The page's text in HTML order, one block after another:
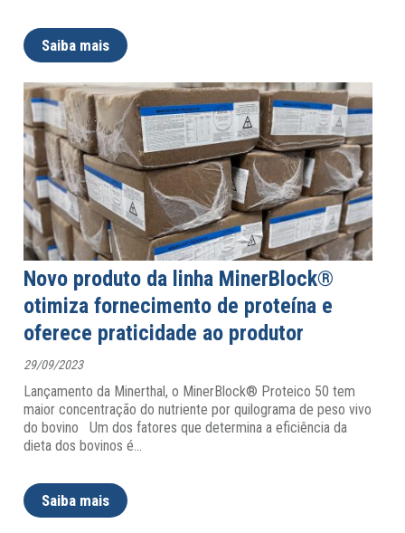
Saiba mais
Novo produto da linha MinerBlock®
otimiza fornecimento de proteína e
oferece praticidade ao produtor
29/09/2023
Lançamento da Minerthal, o MinerBlock® Proteico 50 tem
maior concentração do nutriente por quilograma de peso vivo
do bovino Um dos fatores que determina a eficiência da
dieta dos bovinos é…
Saiba mais